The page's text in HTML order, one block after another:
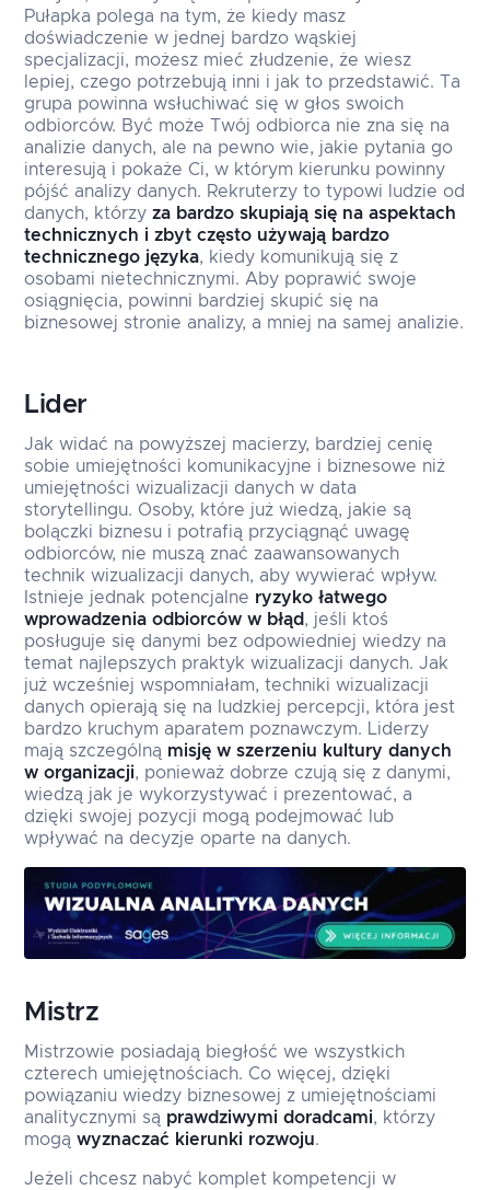
Pułapka polega na tym, że kiedy masz
doświadczenie w jednej bardzo wąskiej
specjalizacji, możesz mieć złudzenie, że wiesz
lepiej, czego potrzebują inni i jak to przedstawić. Ta
grupa powinna wsłuchiwać się w głos swoich
odbiorców. Być może Twój odbiorca nie zna się na
analizie danych, ale na pewno wie, jakie pytania go
interesują i pokaże Ci, w którym kierunku powinny
pójść analizy danych. Rekruterzy to typowi ludzie od
danych, którzyza bardzo skupiają się na aspektach
technicznych i zbyt często używają bardzo
technicznego języka, kiedy komunikują się z
osobami nietechnicznymi. Aby poprawić swoje
osiągnięcia, powinni bardziej skupić się na
biznesowej stronie analizy, a mniej na samej analizie.
Lider
Jak widać na powyższej macierzy, bardziej cenię
sobie umiejętności komunikacyjne i biznesowe niż
umiejętności wizualizacji danych w data
storytellingu. Osoby, które już wiedzą, jakie są
bolączki biznesu i potrafią przyciągnąć uwagę
odbiorców, nie muszą znać zaawansowanych
technik wizualizacji danych, aby wywierać wpływ.
Istnieje jednak potencjalne ryzyko łatwego
wprowadzenia odbiorców w błąd, jeśli ktoś
posługuje się danymi bez odpowiedniej wiedzy na
temat najlepszych praktyk wizualizacji danych. Jak
już wcześniej wspomniałam, techniki wizualizacji
danych opierają się na ludzkiej percepcji, która jest
bardzo kruchym aparatem poznawczym. Liderzy
mają szczególną misję w szerzeniu kultury danych
w organizacji, ponieważ dobrze czują się z danymi,
wiedzą jak je wykorzystywać i prezentować, a
dzięki swojej pozycji mogą podejmować lub
wpływać na decyzje oparte na danych.
Mistrz
Mistrzowie posiadają biegłość we wszystkich
czterech umiejętnościach. Co więcej, dzięki
powiązaniu wiedzy biznesowej z umiejętnościami
analitycznymi są prawdziwymi doradcami, którzy
mogąwyznaczać kierunki rozwoju.
Jeżeli chcesz nabyć komplet kompetencji w